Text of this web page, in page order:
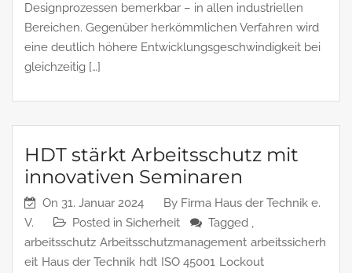
Designprozessen bemerkbar – in allen industriellen
Bereichen. Gegenüber herkömmlichen Verfahren wird
eine deutlich höhere Entwicklungsgeschwindigkeit bei
gleichzeitig […]
HDT stärkt Arbeitsschutz mit
innovativen Seminaren
On 31. Januar 2024 By Firma Haus der Technik e.
V.
Posted in Sicherheit
Tagged ,
arbeitsschutz Arbeitsschutzmanagement arbeitssicherh
eit Haus der Technik hdt ISO 45001 Lockout